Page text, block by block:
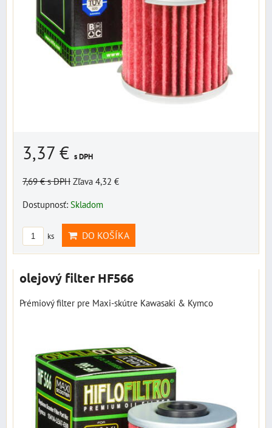
3,37 € s DPH
7,69 €s DPH Zľava 4,32 €
Dostupnosť: Skladom
ks DO KOŠÍKA
olejový filter HF566
Prémiový filter pre Maxi-skútre Kawasaki & Kymco